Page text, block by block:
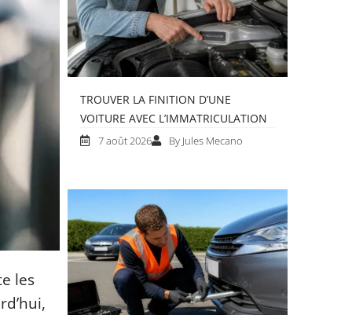
les
TROUVER LA FINITION D’UNE
VOITURE AVEC L’IMMATRICULATION
7 août 2026 By Jules Mecano